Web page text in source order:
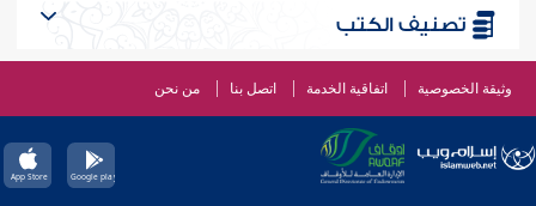
تصنيف الكتب
وثيقة الخصوصية اتفاقية الخدمة اتصل بنا من نحن